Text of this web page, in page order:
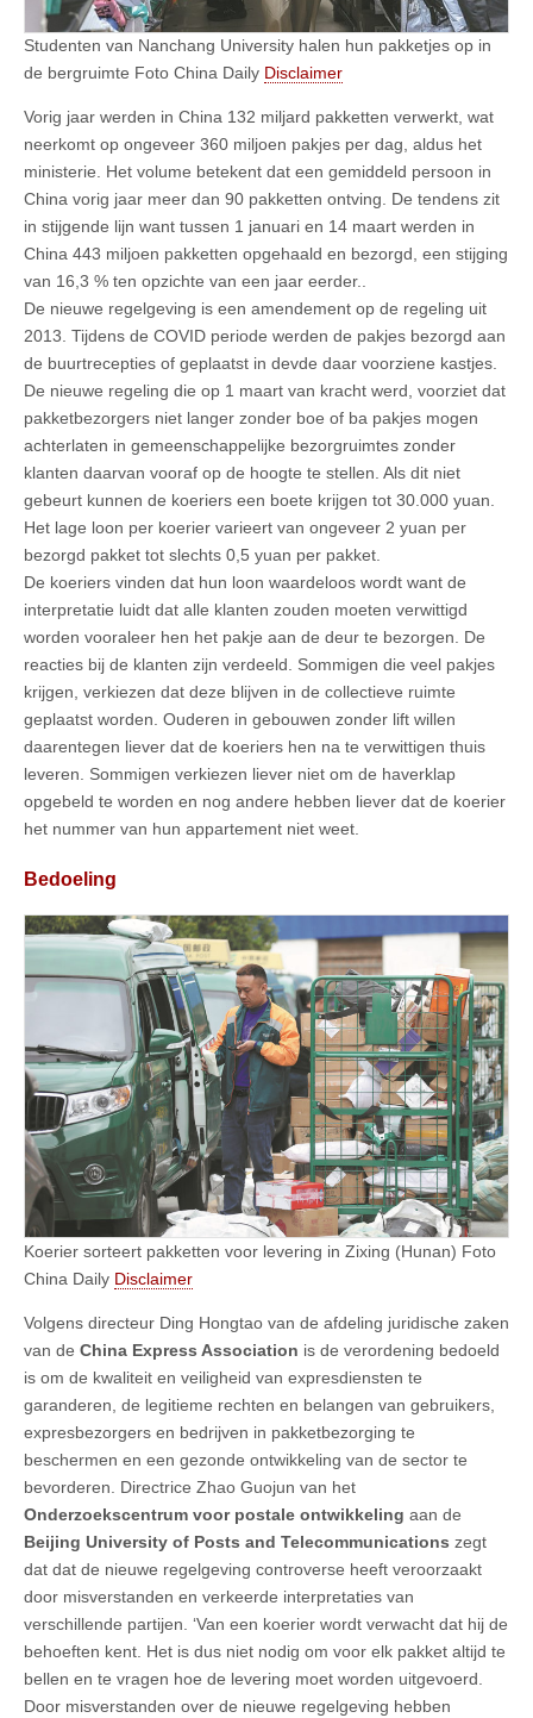
Studenten van Nanchang University halen hun pakketjes op in
de bergruimte Foto China Daily Disclaimer
Vorig jaar werden in China 132 miljard pakketten verwerkt, wat
neerkomt op ongeveer 360 miljoen pakjes per dag, aldus het
ministerie. Het volume betekent dat een gemiddeld persoon in
China vorig jaar meer dan 90 pakketten ontving. De tendens zit
in stijgende lijn want tussen 1 januari en 14 maart werden in
China 443 miljoen pakketten opgehaald en bezorgd, een stijging
van 16,3 % ten opzichte van een jaar eerder..
De nieuwe regelgeving is een amendement op de regeling uit
2013. Tijdens de COVID periode werden de pakjes bezorgd aan
de buurtrecepties of geplaatst in devde daar voorziene kastjes.
De nieuwe regeling die op 1 maart van kracht werd, voorziet dat
pakketbezorgers niet langer zonder boe of ba pakjes mogen
achterlaten in gemeenschappelijke bezorgruimtes zonder
klanten daarvan vooraf op de hoogte te stellen. Als dit niet
gebeurt kunnen de koeriers een boete krijgen tot 30.000 yuan.
Het lage loon per koerier varieert van ongeveer 2 yuan per
bezorgd pakket tot slechts 0,5 yuan per pakket.
De koeriers vinden dat hun loon waardeloos wordt want de
interpretatie luidt dat alle klanten zouden moeten verwittigd
worden vooraleer hen het pakje aan de deur te bezorgen. De
reacties bij de klanten zijn verdeeld. Sommigen die veel pakjes
krijgen, verkiezen dat deze blijven in de collectieve ruimte
geplaatst worden. Ouderen in gebouwen zonder lift willen
daarentegen liever dat de koeriers hen na te verwittigen thuis
leveren. Sommigen verkiezen liever niet om de haverklap
opgebeld te worden en nog andere hebben liever dat de koerier
het nummer van hun appartement niet weet.
Bedoeling
Koerier sorteert pakketten voor levering in Zixing (Hunan) Foto
China Daily Disclaimer
Volgens directeur Ding Hongtao van de afdeling juridische zaken
van de China Express Association is de verordening bedoeld
is om de kwaliteit en veiligheid van expresdiensten te
garanderen, de legitieme rechten en belangen van gebruikers,
expresbezorgers en bedrijven in pakketbezorging te
beschermen en een gezonde ontwikkeling van de sector te
bevorderen. Directrice Zhao Guojun van het
Onderzoekscentrum voor postale ontwikkeling aan de
Beijing University of Posts and Telecommunications zegt
dat dat de nieuwe regelgeving controverse heeft veroorzaakt
door misverstanden en verkeerde interpretaties van
verschillende partijen. ‘Van een koerier wordt verwacht dat hij de
behoeften kent. Het is dus niet nodig om voor elk pakket altijd te
bellen en te vragen hoe de levering moet worden uitgevoerd.
Door misverstanden over de nieuwe regelgeving hebben